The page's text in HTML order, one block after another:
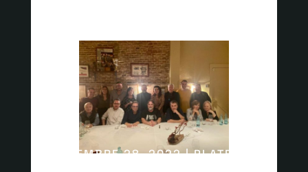
NOVIEMBRE 28, 2022 | PLATEA 618